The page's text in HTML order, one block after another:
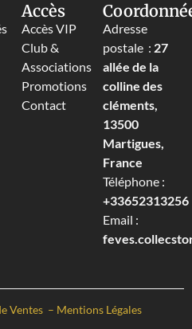
Accès
Accès VIP
Club &
Associations
Promotions
Contact
Adresse
postale : 27
allée de la
colline des
cléments,
13500
Martigues,
France
Téléphone :
+33652313256‬
Email :
Ventes – Mentions Légales